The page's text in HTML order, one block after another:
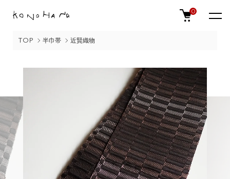
0
TOP 半巾帯 近賢織物